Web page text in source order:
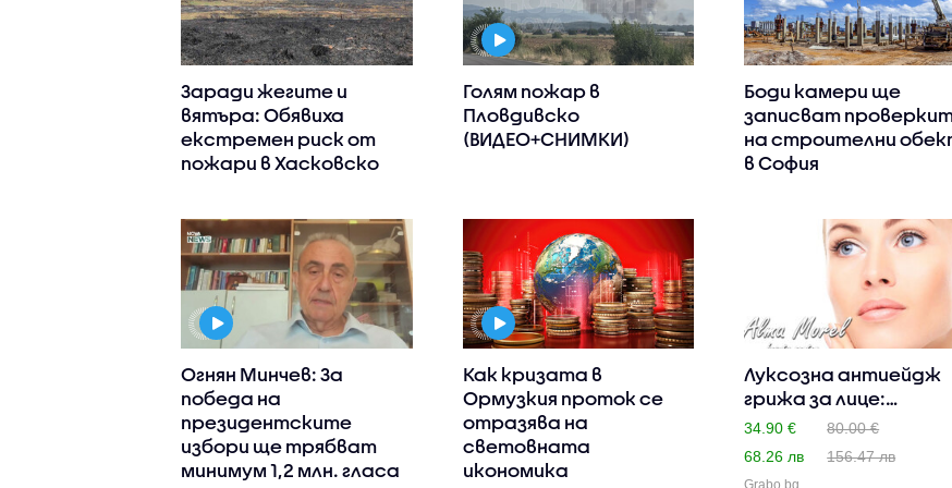
Заради жегите и
вятъра: Обявиха
екстремен риск от
пожари в Хасковско
Голям пожар в
Пловдивско
(ВИДЕО+СНИМКИ)
Боди камери ще
записват
на строителни
в София
Огнян Минчев: За
победа на
президентските
избори ще трябват
минимум 1,2 млн. гласа
Как кризата в
Ормузкия проток се
отразява на
световната
икономика
Луксозна антиейдж
грижа за лице:
Безиглена м..
34.90 €
80.00 €
68.26 лв
156.47 лв
Grabo.bg